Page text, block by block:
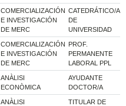
COMERCIALIZACIÓN
E INVESTIGACIÓN
DE MERC
CATEDRÁTICO/A
DE
UNIVERSIDAD
COMERCIALIZACIÓN
E INVESTIGACIÓN
DE MERC
PROF.
PERMANENTE
LABORAL PPL
ANÀLISI
ECONÒMICA
AYUDANTE
DOCTOR/A
ANÀLISI
TITULAR DE